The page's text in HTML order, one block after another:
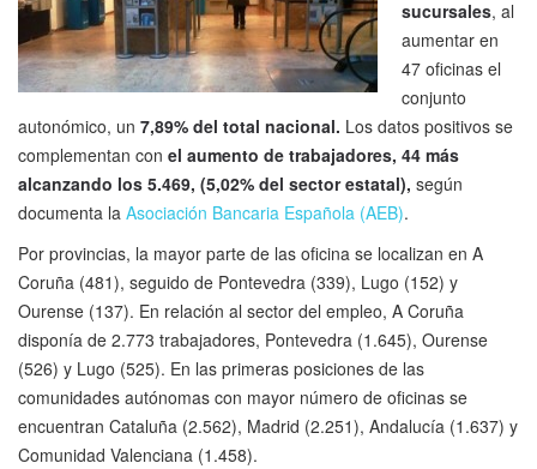
sucursales, al
aumentar en
47 oficinas el
conjunto
autonómico, un 7,89% del total nacional. Los datos positivos se
complementan con el aumento de trabajadores, 44 más
alcanzando los 5.469, (5,02% del sector estatal), según
documenta la Asociación Bancaria Española (AEB).
Por provincias, la mayor parte de las oficina se localizan en A
Coruña (481), seguido de Pontevedra (339), Lugo (152) y
Ourense (137). En relación al sector del empleo, A Coruña
disponía de 2.773 trabajadores, Pontevedra (1.645), Ourense
(526) y Lugo (525). En las primeras posiciones de las
comunidades autónomas con mayor número de oficinas se
encuentran Cataluña (2.562), Madrid (2.251), Andalucía (1.637) y
Comunidad Valenciana (1.458).